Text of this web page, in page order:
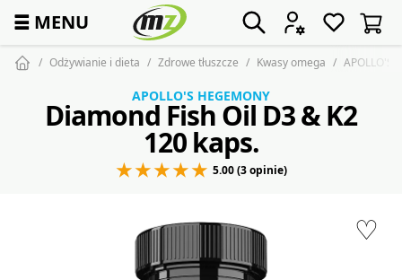
☰ MENU
Odżywianie i dieta Zdrowe tłuszcze Kwasy omega APOLLO'S
♡
APOLLO'S HEGEMONY
Diamond Fish Oil D3 & K2
120 kaps.
5.00 (3 opinie)